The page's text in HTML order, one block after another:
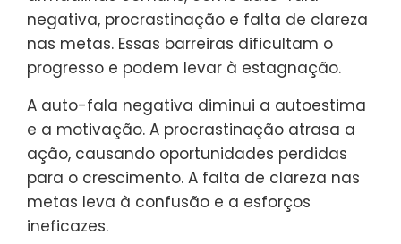
negativa, procrastinação e falta de clareza
nas metas. Essas barreiras dificultam o
progresso e podem levar à estagnação.
A auto-fala negativa diminui a autoestima
e a motivação. A procrastinação atrasa a
ação, causando oportunidades perdidas
para o crescimento. A falta de clareza nas
metas leva à confusão e a esforços
ineficazes.